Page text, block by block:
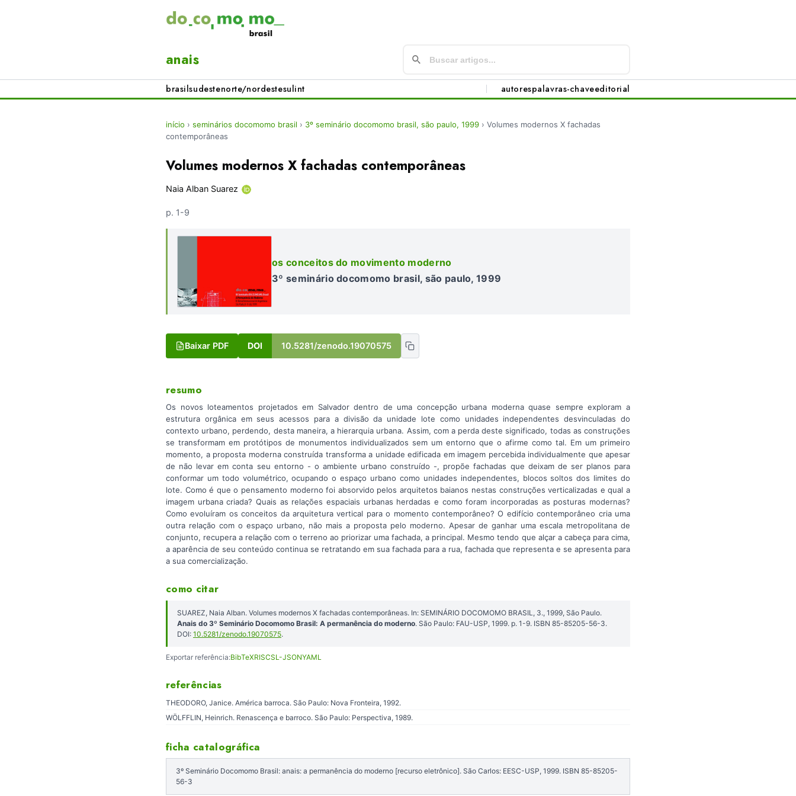
anais
brasilsudestenorte/nordestesulint autorespalavras-chaveeditorial
início › seminários docomomo brasil › 3º seminário docomomo brasil, são paulo, 1999 › Volumes modernos X fachadas
contemporâneas
Volumes modernos X fachadas contemporâneas
Naia Alban Suarez
p. 1-9
os conceitos do movimento moderno
3º seminário docomomo brasil, são paulo, 1999
Baixar PDF DOI 10.5281/zenodo.19070575
resumo
Os novos loteamentos projetados em Salvador dentro de uma concepção urbana moderna quase sempre exploram a
estrutura orgânica em seus acessos para a divisão da unidade lote como unidades independentes desvinculadas do
contexto urbano, perdendo, desta maneira, a hierarquia urbana. Assim, com a perda deste significado, todas as construções
se transformam em protótipos de monumentos individualizados sem um entorno que o afirme como tal. Em um primeiro
momento, a proposta moderna construída transforma a unidade edificada em imagem percebida individualmente que apesar
de não levar em conta seu entorno - o ambiente urbano construído -, propõe fachadas que deixam de ser planos para
conformar um todo volumétrico, ocupando o espaço urbano como unidades independentes, blocos soltos dos limites do
lote. Como é que o pensamento moderno foi absorvido pelos arquitetos baianos nestas construções verticalizadas e qual a
imagem urbana criada? Quais as relações espaciais urbanas herdadas e como foram incorporadas as posturas modernas?
Como evoluíram os conceitos da arquitetura vertical para o momento contemporâneo? O edifício contemporâneo cria uma
outra relação com o espaço urbano, não mais a proposta pelo moderno. Apesar de ganhar uma escala metropolitana de
conjunto, recupera a relação com o terreno ao priorizar uma fachada, a principal. Mesmo tendo que alçar a cabeça para cima,
a aparência de seu conteúdo continua se retratando em sua fachada para a rua, fachada que representa e se apresenta para
a sua comercialização.
como citar
SUAREZ, Naia Alban. Volumes modernos X fachadas contemporâneas. In: SEMINÁRIO DOCOMOMO BRASIL, 3., 1999, São Paulo.
Anais do 3º Seminário Docomomo Brasil: A permanência do moderno. São Paulo: FAU-USP, 1999. p. 1-9. ISBN 85-85205-56-3.
DOI: 10.5281/zenodo.19070575.
Exportar referência:BibTeXRISCSL-JSONYAML
referências
THEODORO, Janice. América barroca. São Paulo: Nova Fronteira, 1992.
WÖLFFLIN, Heinrich. Renascença e barroco. São Paulo: Perspectiva, 1989.
ficha catalográfica
3º Seminário Docomomo Brasil: anais: a permanência do moderno [recurso eletrônico]. São Carlos: EESC-USP, 1999. ISBN 85-85205-
56-3